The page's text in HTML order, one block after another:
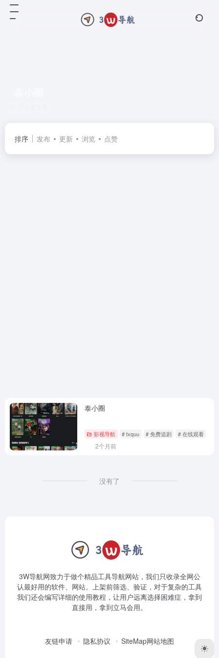
排序 发布 更新 浏览 点赞
泰小圈
影视导航 # txquu # 免费追剧 # 在线观看
2个月前
没有了
3W导航网致力于做个精品工具导航网站，我们只收录全网公
认最好用的软件、网站。上架前筛选、验证，对于复杂的工具
我们还会编写详细的使用教程，让用户远离选择困难症，拿到
直接用，拿到立马会用。
友链申请 隐私协议 SiteMap网站地图